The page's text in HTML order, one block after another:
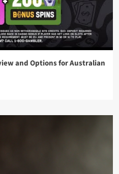
and Options for Australian